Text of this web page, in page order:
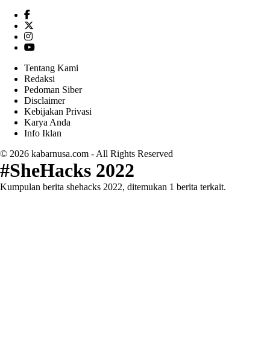
Tentang Kami
Redaksi
Pedoman Siber
Disclaimer
Kebijakan Privasi
Karya Anda
Info Iklan
© 2026 kabarnusa.com - All Rights Reserved
#SheHacks 2022
Kumpulan berita shehacks 2022, ditemukan 1 berita terkait.